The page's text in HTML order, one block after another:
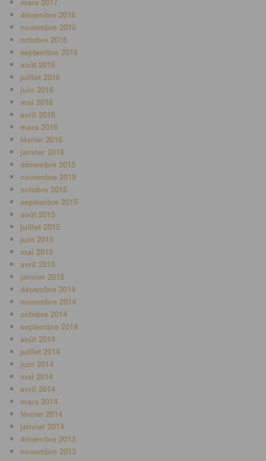
décembre 2016
novembre 2016
octobre 2016
septembre 2016
août 2016
juillet 2016
juin 2016
mai 2016
avril 2016
mars 2016
février 2016
janvier 2016
décembre 2015
novembre 2015
octobre 2015
septembre 2015
août 2015
juillet 2015
juin 2015
mai 2015
avril 2015
janvier 2015
décembre 2014
novembre 2014
octobre 2014
septembre 2014
août 2014
juillet 2014
juin 2014
mai 2014
avril 2014
mars 2014
février 2014
janvier 2014
décembre 2013
novembre 2013